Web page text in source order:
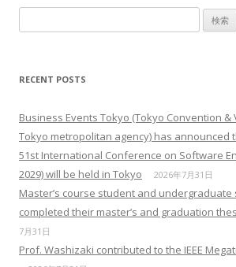
RECENT POSTS
Business Events Tokyo (Tokyo Convention &
Tokyo metropolitan agency) has announced
51st International Conference on Software
2029) will be held in Tokyo
2026年7月31日
Master’s course student and undergraduate
completed their master’s and graduation
7月31日
Prof. Washizaki contributed to the IEEE